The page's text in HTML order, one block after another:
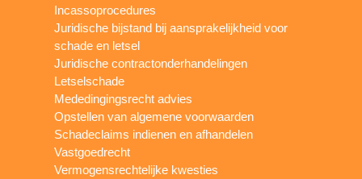
Incassoprocedures
Juridische bijstand bij aansprakelijkheid voor
schade en letsel
Juridische contractonderhandelingen
Letselschade
Mededingingsrecht advies
Opstellen van algemene voorwaarden
Schadeclaims indienen en afhandelen
Vastgoedrecht
Vermogensrechtelijke kwesties